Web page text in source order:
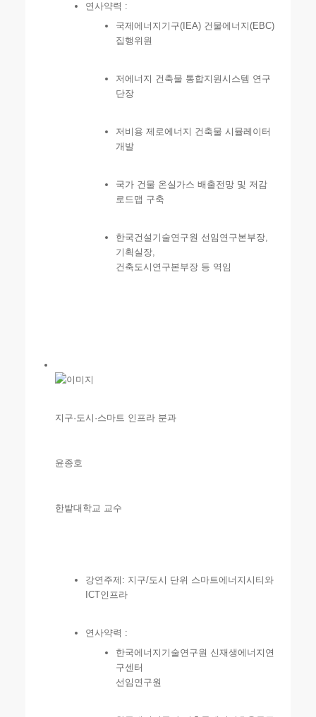
연사약력 :
국제에너지기구(IEA) 건물에너지(EBC)
집행위원
저에너지 건축물 통합지원시스템 연구
단장
저비용 제로에너지 건축물 시뮬레이터
개발
국가 건물 온실가스 배출전망 및 저감
로드맵 구축
한국건설기술연구원 선임연구본부장,
기획실장,
건축도시연구본부장 등 역임
지구·도시·스마트 인프라 분과
윤종호
한밭대학교 교수
강연주제: 지구/도시 단위 스마트에너지시티와
ICT인프라
연사약력 :
한국에너지기술연구원 신재생에너지연
구센터
선임연구원